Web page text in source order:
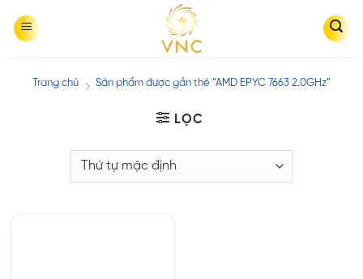
Trang chủ / Sản phẩm được gắn thẻ “AMD EPYC 7663 2.0GHz”
LỌC